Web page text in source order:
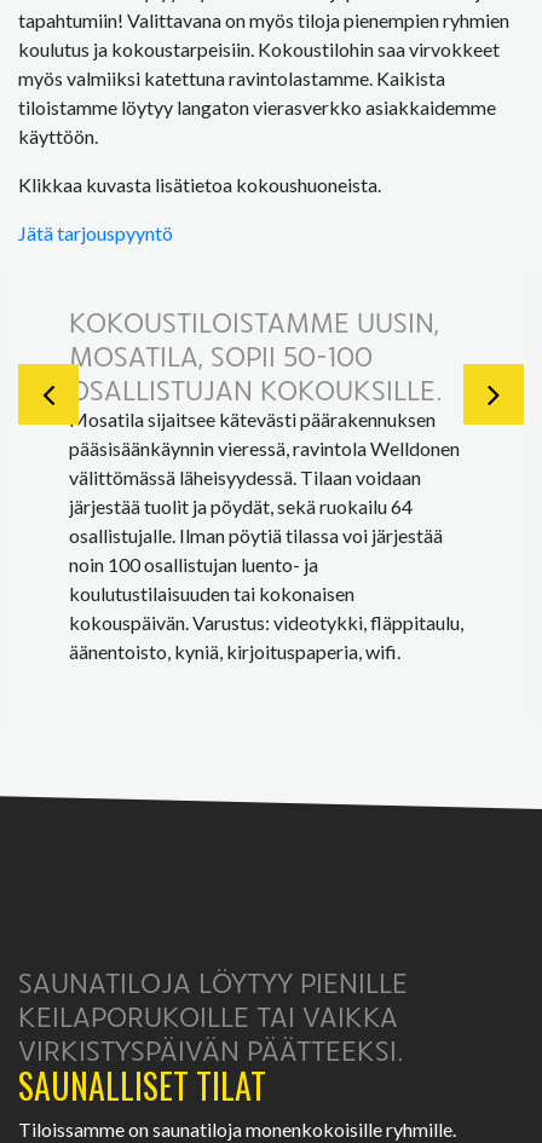
tapahtumiin! Valittavana on myös tiloja pienempien ryhmien
koulutus ja kokoustarpeisiin. Kokoustilohin saa virvokkeet
myös valmiiksi katettuna ravintolastamme. Kaikista
tiloistamme löytyy langaton vierasverkko asiakkaidemme
käyttöön.
Klikkaa kuvasta lisätietoa kokoushuoneista.
Jätä tarjouspyyntö
KOKOUSTILOISTAMME UUSIN,
MOSATILA, SOPII 50-100
OSALLISTUJAN KOKOUKSILLE.
Mosatila sijaitsee kätevästi päärakennuksen
pääsisäänkäynnin vieressä, ravintola Welldonen
välittömässä läheisyydessä. Tilaan voidaan
järjestää tuolit ja pöydät, sekä ruokailu 64
osallistujalle. Ilman pöytiä tilassa voi järjestää
noin 100 osallistujan luento- ja
koulutustilaisuuden tai kokonaisen
kokouspäivän. Varustus: videotykki, fläppitaulu,
äänentoisto, kyniä, kirjoituspaperia, wifi.
SAUNATILOJA LÖYTYY PIENILLE
KEILAPORUKOILLE TAI VAIKKA
VIRKISTYSPÄIVÄN PÄÄTTEEKSI.
SAUNALLISET TILAT
Tiloissamme on saunatiloja monenkokoisille ryhmille.